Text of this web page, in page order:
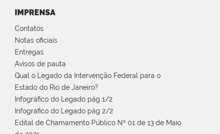
IMPRENSA
Contatos
Notas oficiais
Entregas
Avisos de pauta
Qual o Legado da Intervenção Federal para o
Estado do Rio de Janeiro?
Infográfico do Legado pág 1/2
Infográfico do Legado pág 2/2
Edital de Chamamento Público Nº 01 de 13 de Maio